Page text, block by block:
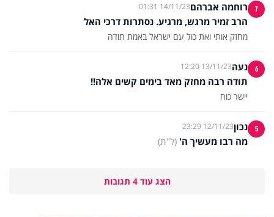
7 רוחמה אברהם14/11/23 01:31
הרב זמיר מרגש, מרגיע. נסתרות דרכי האל
מחזק אותי ואת כול עם ישראל באמת תודה
6 נעה13/11/23 12:20
תודה רבה מחזק מאד בימים קשים אלה!!
יישר כוח
5 נכון12/11/23 23:29
מה רבו מעשיך ה' (ל"ת)
הצג עוד 4 תגובות